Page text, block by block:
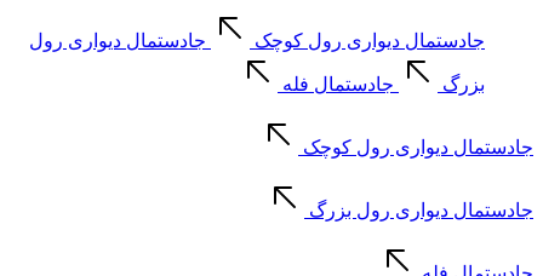
جادستمال دیواری رول کوچک جادستمال دیواری رول
بزرگ جادستمال فله
جادستمال دیواری رول کوچک
جادستمال دیواری رول بزرگ